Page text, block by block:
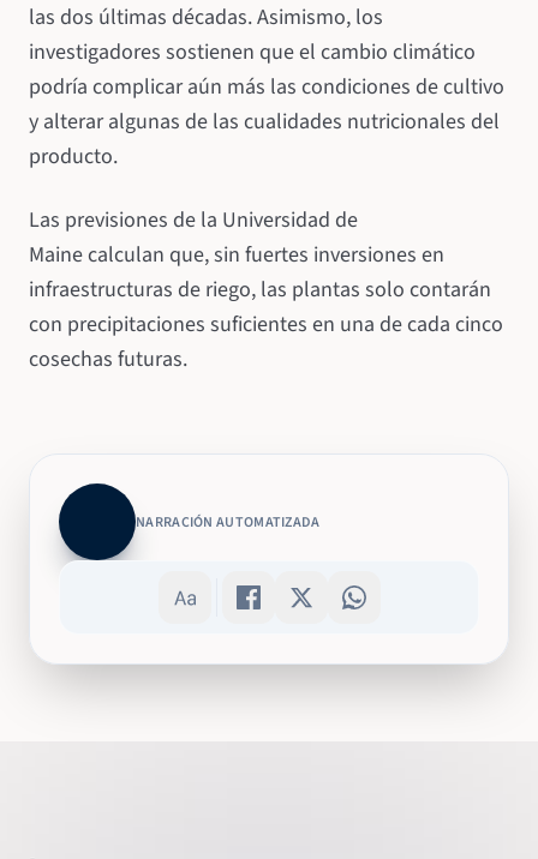
las dos últimas décadas. Asimismo, los
investigadores sostienen que el cambio climático
podría complicar aún más las condiciones de cultivo
y alterar algunas de las cualidades nutricionales del
producto.
Las previsiones de la Universidad de
Maine calculan que, sin fuertes inversiones en
infraestructuras de riego, las plantas solo contarán
con precipitaciones suficientes en una de cada cinco
cosechas futuras.
NARRACIÓN AUTOMATIZADA